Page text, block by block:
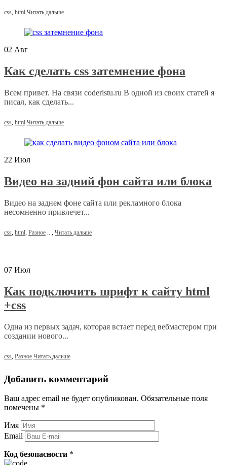
css, html Читать дальше
02 Авг
Как сделать css затемнение фона
Всем привет. На связи coderistu.ru В одной из своих статей я
писал, как сделать...
css, html Читать дальше
22 Июл
Видео на задний фон сайта или блока
Видео на заднем фоне сайта или рекламного блока
несомненно привлечет...
css, html, Разное .. , Читать дальше
07 Июл
Как подключить шрифт к сайту html
+css
Одна из первых задач, которая встает перед вебмастером при
создании нового...
css Разное Читать дальше
Добавить комментарий
Ваш адрес email не будет опубликован. Обязательные поля
помечены *
Имя
Email
Код безопасности *